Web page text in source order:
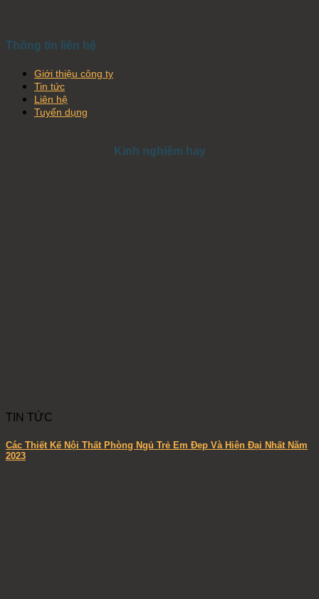
Thông tin liên hệ
Giới thiệu công ty
Tin tức
Liên hệ
Tuyển dụng
Kinh nghiệm hay
TIN TỨC
Các Thiết Kế Nội Thất Phòng Ngủ Trẻ Em Đẹp Và Hiện Đại Nhất Năm
2023